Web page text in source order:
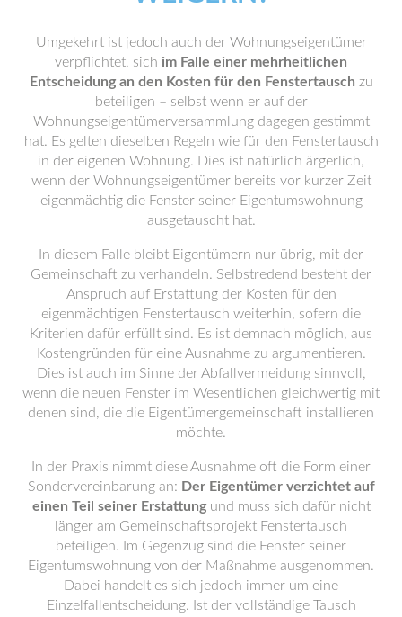
Umgekehrt ist jedoch auch der Wohnungseigentümer
verpflichtet, sich im Falle einer mehrheitlichen
Entscheidung an den Kosten für den Fenstertausch zu
beteiligen – selbst wenn er auf der
Wohnungseigentümerversammlung dagegen gestimmt
hat. Es gelten dieselben Regeln wie für den Fenstertausch
in der eigenen Wohnung. Dies ist natürlich ärgerlich,
wenn der Wohnungseigentümer bereits vor kurzer Zeit
eigenmächtig die Fenster seiner Eigentumswohnung
ausgetauscht hat.
In diesem Falle bleibt Eigentümern nur übrig, mit der
Gemeinschaft zu verhandeln. Selbstredend besteht der
Anspruch auf Erstattung der Kosten für den
eigenmächtigen Fenstertausch weiterhin, sofern die
Kriterien dafür erfüllt sind. Es ist demnach möglich, aus
Kostengründen für eine Ausnahme zu argumentieren.
Dies ist auch im Sinne der Abfallvermeidung sinnvoll,
wenn die neuen Fenster im Wesentlichen gleichwertig mit
denen sind, die die Eigentümergemeinschaft installieren
möchte.
In der Praxis nimmt diese Ausnahme oft die Form einer
Sondervereinbarung an: Der Eigentümer verzichtet auf
einen Teil seiner Erstattungund muss sich dafür nicht
länger am Gemeinschaftsprojekt Fenstertausch
beteiligen. Im Gegenzug sind die Fenster seiner
Eigentumswohnung von der Maßnahme ausgenommen.
Dabei handelt es sich jedoch immer um eine
Einzelfallentscheidung. Ist der vollständige Tausch